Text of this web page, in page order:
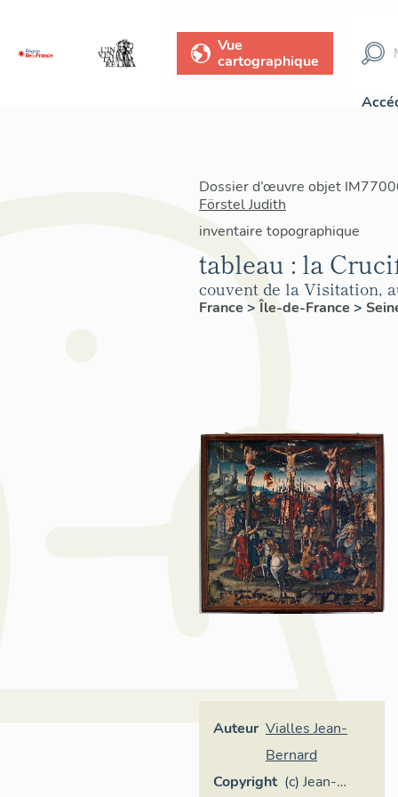
Vue
cartographique
Dossier d’œuvre objet
Förstel Judith
inventaire topographique
tableau : la
couvent de la Visitation,
France > Île-de-France >
Auteur Vialles Jean-
Bernard
Copyright (c) Jean-